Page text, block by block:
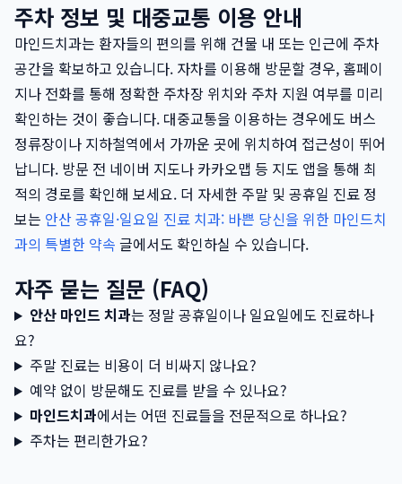
주차 정보 및 대중교통 이용 안내
마인드치과는 환자들의 편의를 위해 건물 내 또는 인근에 주차
공간을 확보하고 있습니다. 자차를 이용해 방문할 경우, 홈페이
지나 전화를 통해 정확한 주차장 위치와 주차 지원 여부를 미리
확인하는 것이 좋습니다. 대중교통을 이용하는 경우에도 버스
정류장이나 지하철역에서 가까운 곳에 위치하여 접근성이 뛰어
납니다. 방문 전 네이버 지도나 카카오맵 등 지도 앱을 통해 최
적의 경로를 확인해 보세요. 더 자세한 주말 및 공휴일 진료 정
보는 안산 공휴일·일요일 진료 치과: 바쁜 당신을 위한 마인드치
과의 특별한 약속 글에서도 확인하실 수 있습니다.
자주 묻는 질문 (FAQ)
안산 마인드 치과는 정말 공휴일이나 일요일에도 진료하나
요?
주말 진료는 비용이 더 비싸지 않나요?
예약 없이 방문해도 진료를 받을 수 있나요?
마인드치과에서는 어떤 진료들을 전문적으로 하나요?
주차는 편리한가요?